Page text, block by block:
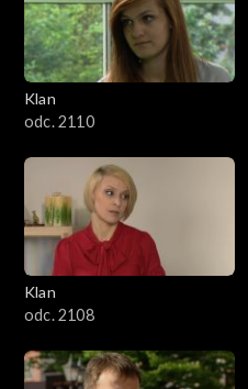
Klan
odc. 2110
Klan
odc. 2108